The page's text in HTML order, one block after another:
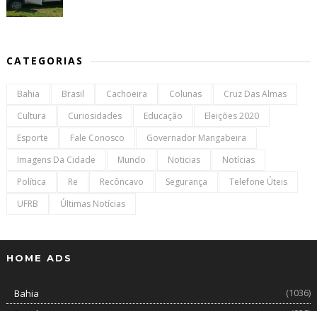
CATEGORIAS
Bahia Brasil Cachoeira Colunas
Cruz Das Almas
Cultura
Curiosidades Educação
Eleições 2020
Esporte
Fale Conosco
Governador Mangabeira
Imagens Da Cidade
Mundo Noticias
Notícias
Política
Re Recôncavo Segurança
Telefone Úteis
UFRB
Últimas Notícias
HOME ADS
Bahia
(1036)